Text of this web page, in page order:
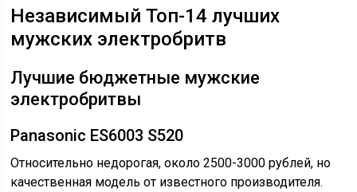
Независимый Топ-14 лучших
мужских электробритв
Лучшие бюджетные мужские
электробритвы
Panasonic ES6003 S520
Относительно недорогая, около 2500-3000 рублей, но
качественная модель от известного производителя.